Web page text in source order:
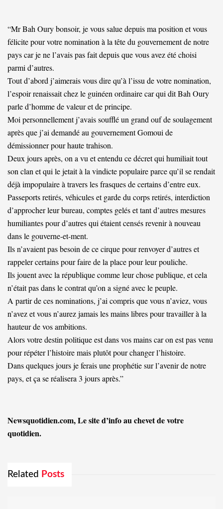
“Mr Bah Oury bonsoir, je vous salue depuis ma position et vous
félicite pour votre nomination à la tête du gouvernement de notre
pays car je ne l’avais pas fait depuis que vous avez été choisi
parmi d’autres.
Tout d’abord j’aimerais vous dire qu’à l’issu de votre nomination,
l’espoir renaissait chez le guinéen ordinaire car qui dit Bah Oury
parle d’homme de valeur et de principe.
Moi personnellement j’avais soufflé un grand ouf de soulagement
après que j’ai demandé au gouvernement Gomoui de
démissionner pour haute trahison.
Deux jours après, on a vu et entendu ce décret qui humiliait tout
son clan et qui le jetait à la vindicte populaire parce qu’il se rendait
déjà impopulaire à travers les frasques de certains d’entre eux.
Passeports retirés, véhicules et garde du corps retirés, interdiction
d’approcher leur bureau, comptes gelés et tant d’autres mesures
humiliantes pour d’autres qui étaient censés revenir à nouveau
dans le gouverne-et-ment.
Ils n’avaient pas besoin de ce cirque pour renvoyer d’autres et
rappeler certains pour faire de la place pour leur pouliche.
Ils jouent avec la république comme leur chose publique, et cela
n’était pas dans le contrat qu’on a signé avec le peuple.
A partir de ces nominations, j’ai compris que vous n’aviez, vous
n’avez et vous n’aurez jamais les mains libres pour travailler à la
hauteur de vos ambitions.
Alors votre destin politique est dans vos mains car on est pas venu
pour répéter l’histoire mais plutôt pour changer l’histoire.
Dans quelques jours je ferais une prophétie sur l’avenir de notre
pays, et ça se réalisera 3 jours après.”
Newsquotidien.com, Le site d’info au chevet de votre
quotidien.
Related Posts